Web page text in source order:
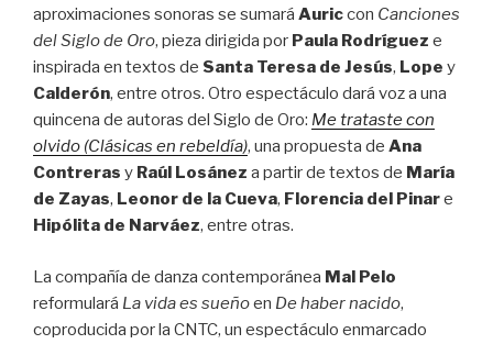
aproximaciones sonoras se sumará Auriccon Canciones
del Siglo de Oro, pieza dirigida por Paula Rodríguez e
inspirada en textos de Santa Teresa de Jesús, Lope y
Calderón, entre otros. Otro espectáculo dará voz a una
quincena de autoras del Siglo de Oro: Me trataste con
olvido (Clásicas en rebeldía), una propuesta de Ana
Contreras y Raúl Losánez a partir de textos de María
de Zayas, Leonor de la Cueva, Florencia del Pinare
Hipólita de Narváez, entre otras.
La compañía de danza contemporánea Mal Pelo
reformulará La vida es sueñoen De haber nacido,
coproducida por la CNTC, un espectáculo enmarcado